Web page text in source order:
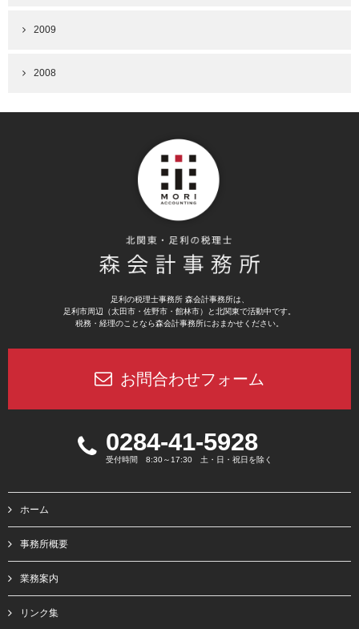
2009
2008
足利の税理士事務所 森会計事務所は、
足利市周辺（太田市・佐野市・館林市）と北関東で活動中です。
税務・経理のことなら森会計事務所におまかせください。
お問合わせフォーム
0284-41-5928
受付時間 8:30～17:30 土・日・祝日を除く
ホーム
事務所概要
業務案内
リンク集